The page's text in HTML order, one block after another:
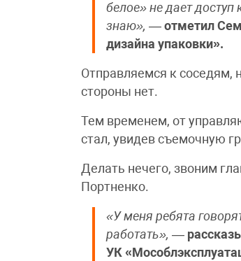
белое» не дает
знаю»,—отметил
дизайна упаковки».
Отправляемся к соседям,
стороны нет.
Тем временем, от
стал, увидев съемочную
Делать нечего, звоним
Портненко.
«У меня ребята
работать»,—
УК